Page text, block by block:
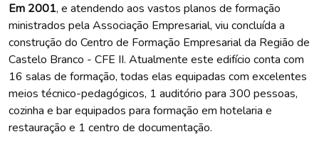
Em 2001, e atendendo aos vastos planos de formação
ministrados pela Associação Empresarial, viu concluída a
construção do Centro de Formação Empresarial da Região de
Castelo Branco - CFE II. Atualmente este edifício conta com
16 salas de formação, todas elas equipadas com excelentes
meios técnico-pedagógicos, 1 auditório para 300 pessoas,
cozinha e bar equipados para formação em hotelaria e
restauração e 1 centro de documentação.